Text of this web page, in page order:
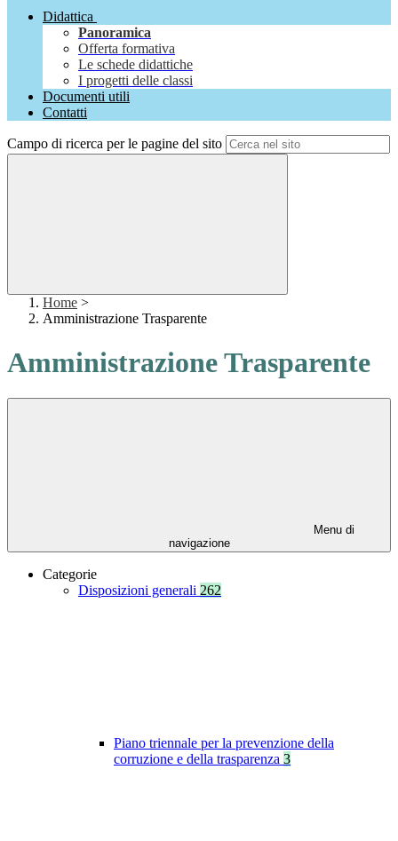
Didattica
Panoramica
Offerta formativa
Le schede didattiche
I progetti delle classi
Documenti utili
Contatti
Campo di ricerca per le pagine del sito
Home >
Amministrazione Trasparente
Amministrazione Trasparente
Menu di
navigazione
Categorie
Disposizioni generali 262
Piano triennale per la prevenzione della
corruzione e della trasparenza 3